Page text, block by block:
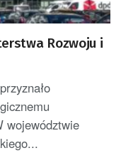
Rozwoju i
województwie